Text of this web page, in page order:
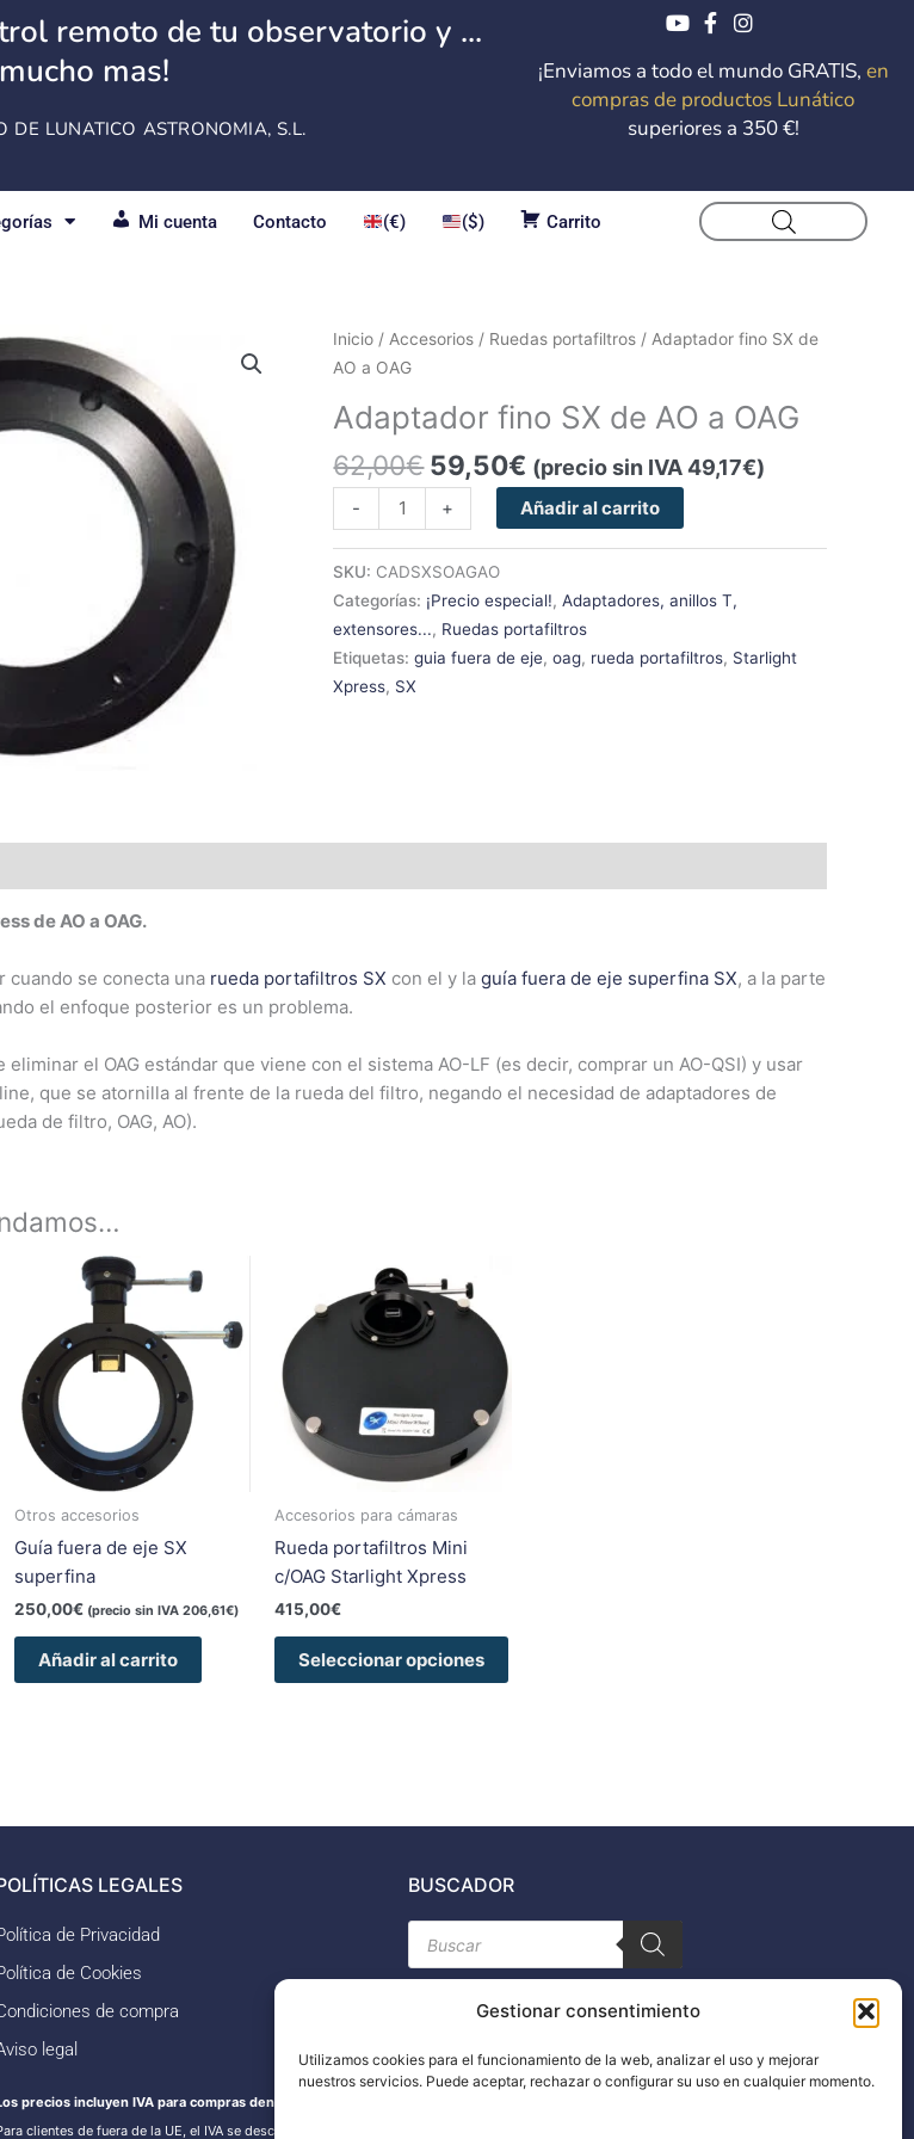
Gestionar consentimiento
Utilizamos cookies para el funcionamiento de la web, analizar el uso y mejorar
nuestros servicios. Puede aceptar, rechazar o configurar su uso en cualquier momento.
remoto de tu observatorio y ...
mas!
DE LUNATICO ASTRONOMIA, S.L.
¡Enviamos a todo el mundo GRATIS, en
compras de productos Lunático
superiores a 350 €!
Mi cuenta Contacto (€) ($) Carrito
Inicio / Accesorios / Ruedas portafiltros / Adaptador fino SX de
AO a OAG
Adaptador fino SX de AO a OAG
62,00€
El
era:
62,00€.
59,50€
El
es:
59,50€.
(precio sin IVA49,17€)
-
Adaptador
fino
de
AO
a
OAG
cantidad
+ Añadir al carrito
SKU: CADSXSOAGAO
Categorías: ¡Precio especial!,Adaptadores, anillos T,
extensores..., Ruedas portafiltros
Etiquetas:guia fuera de eje,oag, rueda portafiltros, Starlight
Xpress, SX
de AO a OAG.
cuando se conecta una rueda portafiltros SX con el y la guía fuera de eje superfina SX, a la parte
el enfoque posterior es un problema.
el OAG estándar que viene con el sistema AO-LF (es decir, comprar un AO-QSI) y usar
que se atornilla al frente de la rueda del filtro, negando el necesidad de adaptadores de
de filtro, OAG, AO).
Otros accesorios
Guía fuera de eje SX
superfina
250,00€ (precio sin IVA206,61€)
Añadir al carrito
Accesorios para cámaras
Rueda portafiltros Mini
c/OAG Starlight Xpress
415,00€
Seleccionar opciones
variantes.
de
LEGALES
de Privacidad
de Cookies
de compra
legal
precios incluyen IVA para compras dentro de la UE.
clientes de fuera de la UE, el IVA se descontará
BUSCADOR
Búsqueda
de
productos